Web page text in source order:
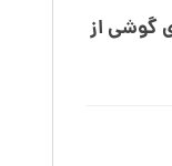
گوشی از